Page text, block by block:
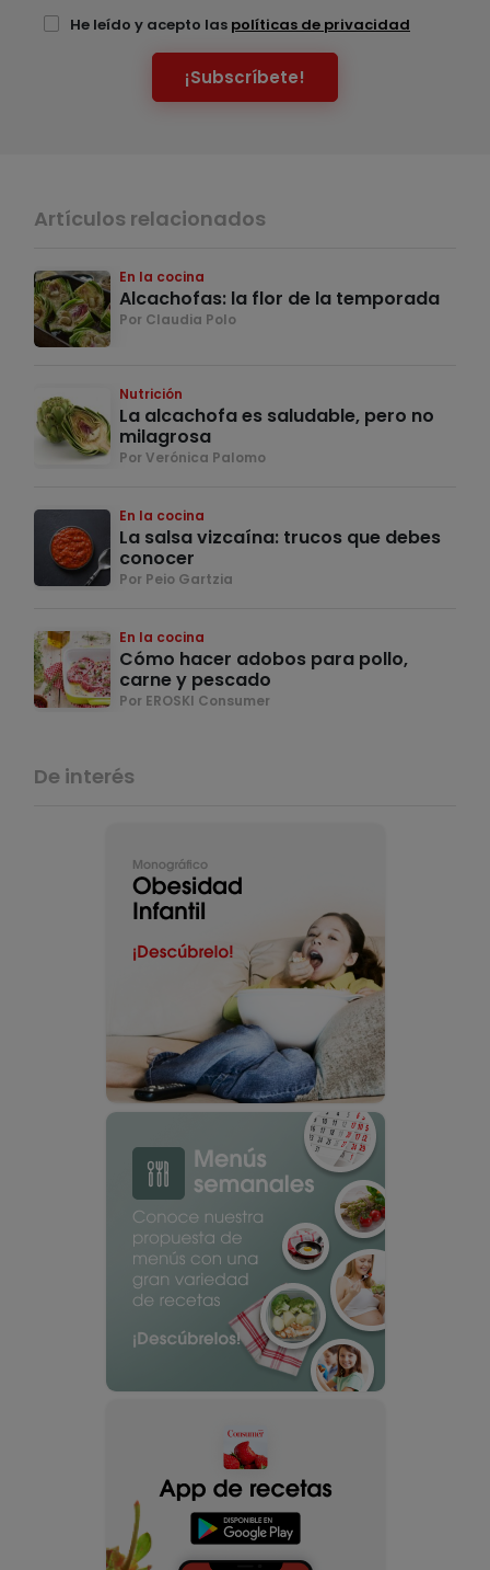
He leído y acepto las políticas de privacidad
¡Subscríbete!
Artículos relacionados
En la cocina
Alcachofas: la flor de la temporada
Por Claudia Polo
Nutrición
La alcachofa es saludable, pero no
milagrosa
Por Verónica Palomo
En la cocina
La salsa vizcaína: trucos que debes
conocer
Por Peio Gartzia
En la cocina
Cómo hacer adobos para pollo,
carne y pescado
Por EROSKI Consumer
De interés